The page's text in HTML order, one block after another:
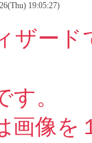
19:05:27)
ザード
。
画像を